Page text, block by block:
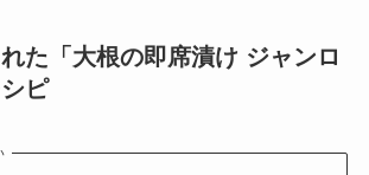
た「大根の即席漬け ジャンロ
ピ